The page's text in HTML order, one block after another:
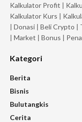
Kalkulator Profit |
Kalkulator Kurs |
| Donasi | Beli Crypto |
| Market | Bonus |
Kategori
Berita
Bisnis
Bulutangkis
Cerita